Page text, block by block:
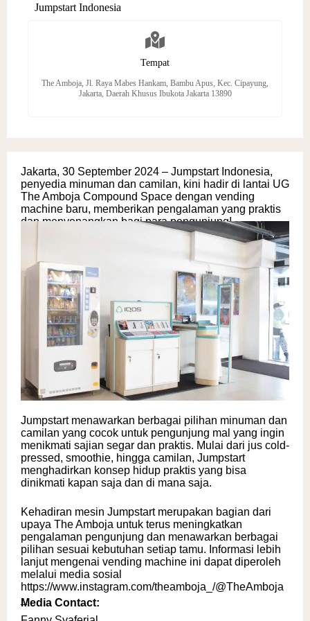
Jumpstart Indonesia
Tempat
The Amboja, Jl. Raya Mabes Hankam, Bambu Apus, Kec. Cipayung,
Jakarta, Daerah Khusus Ibukota Jakarta 13890
Jakarta, 30 September 2024 – Jumpstart Indonesia,
penyedia minuman dan camilan, kini hadir di lantai UG
The Amboja Compound Space dengan vending
machine baru, memberikan pengalaman yang praktis
dan menyenangkan bagi para pengunjung!
Jumpstart menawarkan berbagai pilihan minuman dan
camilan yang cocok untuk pengunjung mal yang ingin
menikmati sajian segar dan praktis. Mulai dari jus cold-
pressed, smoothie, hingga camilan, Jumpstart
menghadirkan konsep hidup praktis yang bisa
dinikmati kapan saja dan di mana saja.
Kehadiran mesin Jumpstart merupakan bagian dari
upaya The Amboja untuk terus meningkatkan
pengalaman pengunjung dan menawarkan berbagai
pilihan sesuai kebutuhan setiap tamu. Informasi lebih
lanjut mengenai vending machine ini dapat diperoleh
melalui media sosial
https://www.instagram.com/theamboja_/@TheAmboja
_
Media Contact: